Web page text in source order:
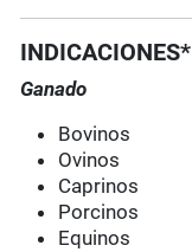
INDICACIONES*
Ganado
Bovinos
Ovinos
Caprinos
Porcinos
Equinos